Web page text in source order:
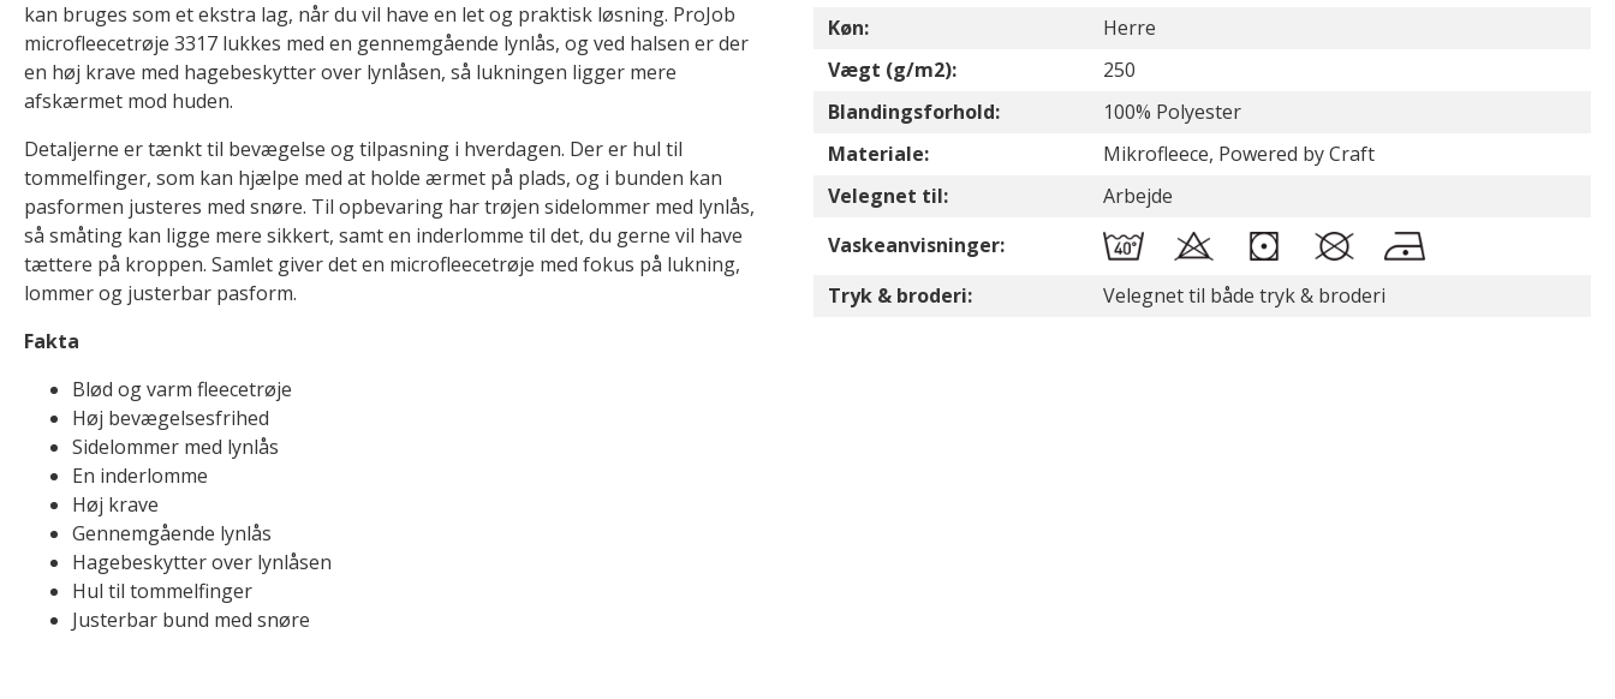
kan bruges som et ekstra lag, når du vil have en let og praktisk løsning. ProJob
microfleecetrøje 3317 lukkes med en gennemgående lynlås, og ved halsen er der
en høj krave med hagebeskytter over lynlåsen, så lukningen ligger mere
afskærmet mod huden.
Detaljerne er tænkt til bevægelse og tilpasning i hverdagen. Der er hul til
tommelfinger, som kan hjælpe med at holde ærmet på plads, og i bunden kan
pasformen justeres med snøre. Til opbevaring har trøjen sidelommer med lynlås,
så småting kan ligge mere sikkert, samt en inderlomme til det, du gerne vil have
tættere på kroppen. Samlet giver det en microfleecetrøje med fokus på lukning,
lommer og justerbar pasform.
Fakta
Blød og varm fleecetrøje
Høj bevægelsesfrihed
Sidelommer med lynlås
En inderlomme
Høj krave
Gennemgående lynlås
Hagebeskytter over lynlåsen
Hul til tommelfinger
Justerbar bund med snøre
Køn:
Herre
Vægt (g/m2):
250
Blandingsforhold:
100% Polyester
Materiale:
Mikrofleece, Powered by Craft
Velegnet til:
Arbejde
Vaskeanvisninger:
Tryk & broderi:
Velegnet til både tryk & broderi